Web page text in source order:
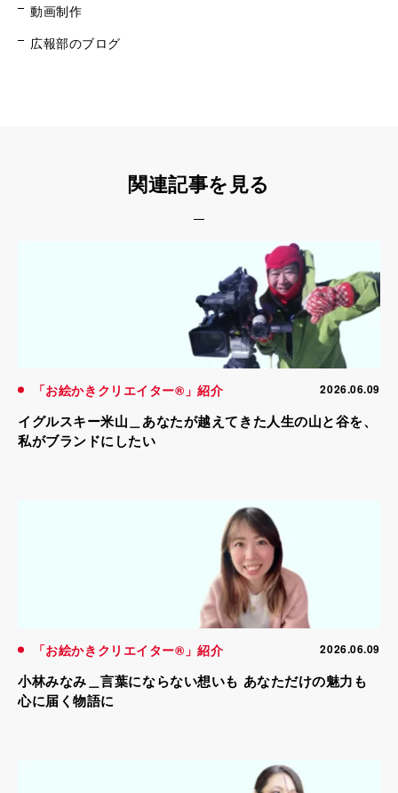
動画制作
広報部のブログ
関連記事を見る
「お絵かきクリエイター®」紹介 2026.06.09
イグルスキー米山＿あなたが越えてきた人生の山と谷を、
私がブランドにしたい
「お絵かきクリエイター®」紹介 2026.06.09
小林みなみ＿言葉にならない想いも あなただけの魅力も
心に届く物語に